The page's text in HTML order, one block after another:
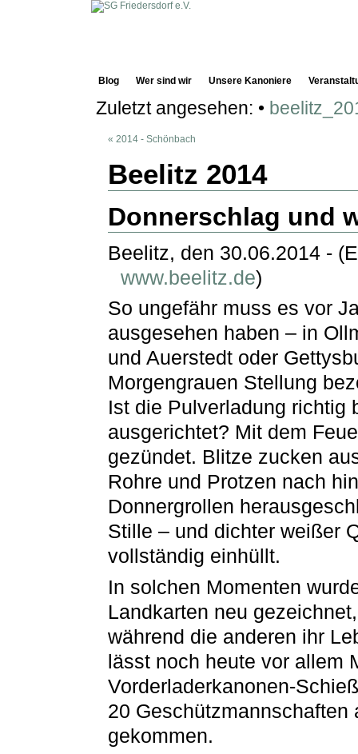
Blog Wer sind wir Unsere Kanoniere
Zuletzt angesehen: •
« 2014 - Schönbach
Beelitz 2014
Donnerschlag und
Beelitz, den 30.06.2014 -
www.beelitz.de)
So ungefähr muss es vor
ausgesehen haben – in
und Auerstedt oder
Morgengrauen Stellung
Ist die Pulverladung richtig
ausgerichtet? Mit dem
gezündet. Blitze zucken
Rohre und Protzen nach
Donnergrollen
Stille – und dichter weißer
vollständig einhüllt.
In solchen Momenten
Landkarten neu
während die anderen ihr
lässt noch heute vor allem
Vorderladerkanonen-
20
gekommen.